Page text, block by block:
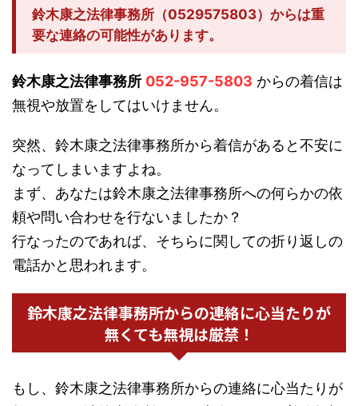
鈴木康之法律事務所（0529575803）からは重
要な連絡の可能性があります。
鈴木康之法律事務所 052-957-5803 からの着信は
無視や放置をしてはいけません。
突然、鈴木康之法律事務所から着信があると不安に
なってしまいますよね。
まず、あなたは鈴木康之法律事務所への何らかの依
頼や問い合わせを行ないましたか？
行なったのであれば、そちらに関しての折り返しの
電話かと思われます。
鈴木康之法律事務所からの連絡に心当たりが
無くても無視は厳禁！
もし、鈴木康之法律事務所からの連絡に心当たりが